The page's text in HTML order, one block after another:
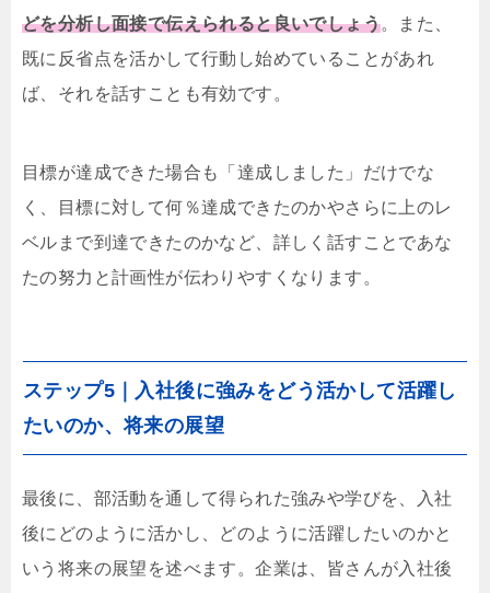
どを分析し面接で伝えられると良いでしょう。また、
既に反省点を活かして行動し始めていることがあれ
ば、それを話すことも有効です。
目標が達成できた場合も「達成しました」だけでな
く、目標に対して何％達成できたのかやさらに上のレ
ベルまで到達できたのかなど、詳しく話すことであな
たの努力と計画性が伝わりやすくなります。
ステップ5｜入社後に強みをどう活かして活躍し
たいのか、将来の展望
最後に、部活動を通して得られた強みや学びを、入社
後にどのように活かし、どのように活躍したいのかと
いう将来の展望を述べます。企業は、皆さんが入社後